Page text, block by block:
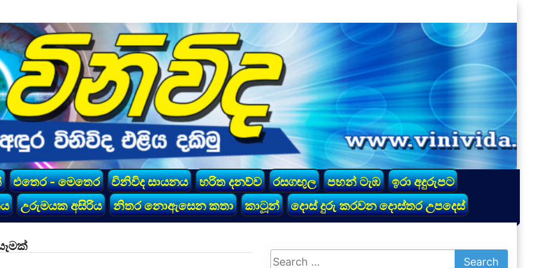
එතෙර - මෙතෙර විනිවිද සායනය හරිත දනව්ව රසගඟුල පහන් ටැඹ
ඉරා අදුරුපට
උරුමයක අසිරිය නිතර නොඇසෙන කතා කාටූන් දොස් දුරු කරවන දොස්තර උපදෙස්